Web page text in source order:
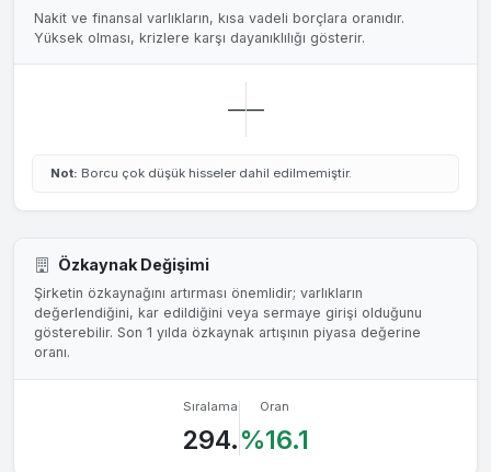
Nakit ve finansal varlıkların, kısa vadeli borçlara oranıdır.
Yüksek olması, krizlere karşı dayanıklılığı gösterir.
——
Not: Borcu çok düşük hisseler dahil edilmemiştir.
Özkaynak Değişimi
Şirketin özkaynağını artırması önemlidir; varlıkların
değerlendiğini, kar edildiğini veya sermaye girişi olduğunu
gösterebilir. Son 1 yılda özkaynak artışının piyasa değerine
oranı.
Sıralama
294.
Oran
%16.1